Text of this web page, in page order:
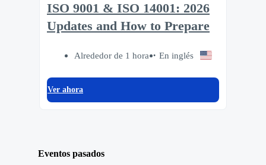
ISO 9001 & ISO 14001: 2026
Updates and How to Prepare
Alrededor de 1 hora En inglés
Ver ahora
Eventos pasados